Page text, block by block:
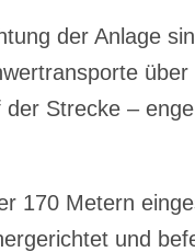
der Anlage
Strecke –
170 Metern
und